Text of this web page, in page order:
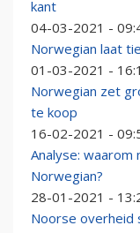
kant
04-03-2021 -
Norwegian laat
01-03-2021 -
Norwegian zet
te koop
16-02-2021 -
Analyse: waarom
Norwegian?
28-01-2021 -
Noorse overheid